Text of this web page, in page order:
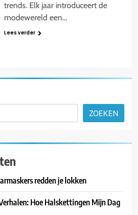
trends. Elk jaar introduceert de
modewereld een…
Lees verder
ZOEKEN
redden je lokken
Hoe Halskettingen Mijn Dag